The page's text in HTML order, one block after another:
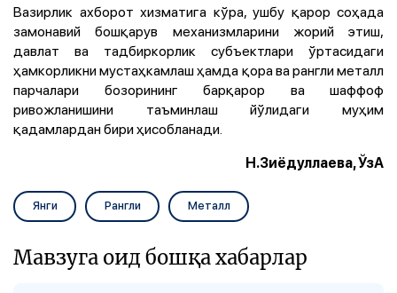
Вазирлик ахборот хизматига кўра, ушбу қарор соҳада
замонавий бошқарув механизмларини жорий этиш,
давлат ва тадбиркорлик субъектлари ўртасидаги
ҳамкорликни мустаҳкамлаш ҳамда қора ва рангли металл
парчалари бозорининг барқарор ва шаффоф
ривожланишини таъминлаш йўлидаги муҳим
қадамлардан бири ҳисобланади.
Н.Зиёдуллаева, ЎзА
Янги Рангли Металл
Мавзуга оид бошқа хабарлар